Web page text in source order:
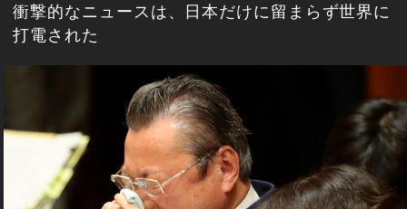
衝撃的なニュースは、日本だけに留まらず世界に
打電された